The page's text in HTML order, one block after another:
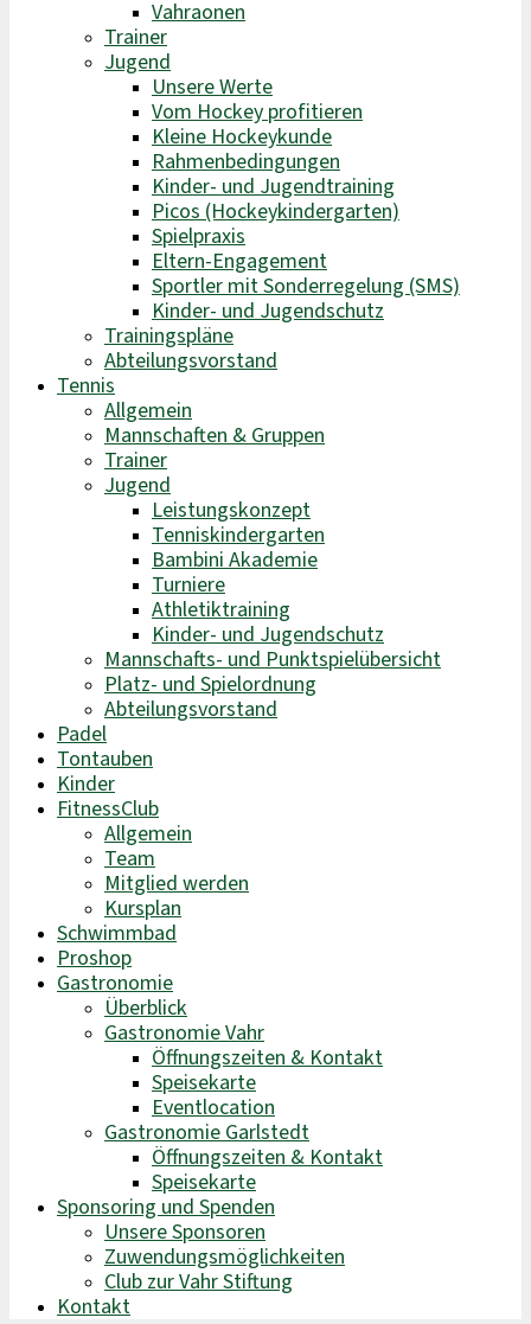
Vahraonen
Trainer
Jugend
Unsere Werte
Vom Hockey profitieren
Kleine Hockeykunde
Rahmenbedingungen
Kinder- und Jugendtraining
Picos (Hockeykindergarten)
Spielpraxis
Eltern-Engagement
Sportler mit Sonderregelung (SMS)
Kinder- und Jugendschutz
Trainingspläne
Abteilungsvorstand
Tennis
Allgemein
Mannschaften & Gruppen
Trainer
Jugend
Leistungskonzept
Tenniskindergarten
Bambini Akademie
Turniere
Athletiktraining
Kinder- und Jugendschutz
Mannschafts- und Punktspielübersicht
Platz- und Spielordnung
Abteilungsvorstand
Padel
Tontauben
Kinder
FitnessClub
Allgemein
Team
Mitglied werden
Kursplan
Schwimmbad
Proshop
Gastronomie
Überblick
Gastronomie Vahr
Öffnungszeiten & Kontakt
Speisekarte
Eventlocation
Gastronomie Garlstedt
Öffnungszeiten & Kontakt
Speisekarte
Sponsoring und Spenden
Unsere Sponsoren
Zuwendungsmöglichkeiten
Club zur Vahr Stiftung
Kontakt